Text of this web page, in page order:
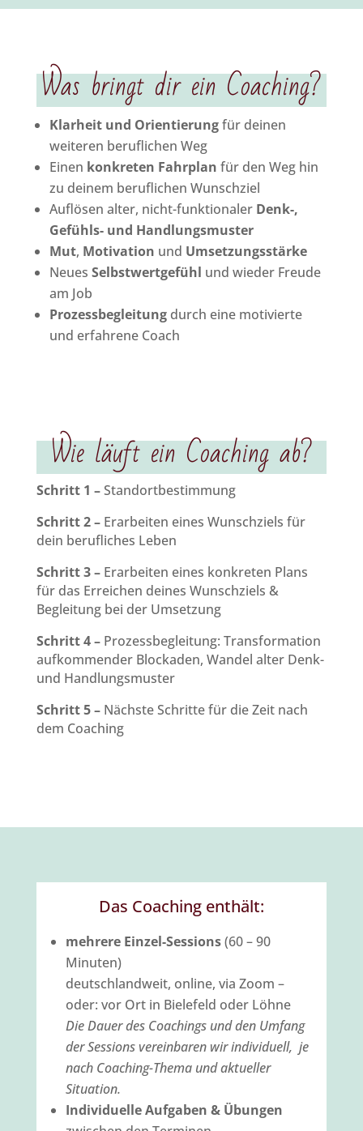
Was bringt dir ein Coaching?
Klarheit und Orientierungfür deinen
weiteren beruflichen Weg
Einen konkreten Fahrplan für den Weg hin
zu deinem beruflichen Wunschziel
Auflösen alter, nicht-funktionaler Denk-,
Gefühls- und Handlungsmuster
Mut, Motivation und Umsetzungsstärke
Neues Selbstwertgefühl und wieder Freude
am Job
Prozessbegleitungdurch eine motivierte
und erfahrene Coach
Wie läuft ein Coaching ab?
Schritt 1 –Standortbestimmung
Schritt 2 – Erarbeiten eines Wunschziels für
dein berufliches Leben
Schritt 3 – Erarbeiten eines konkreten Plans
für das Erreichen deines Wunschziels &
Begleitung bei der Umsetzung
Schritt 4 – Prozessbegleitung: Transformation
aufkommender Blockaden, Wandel alter Denk-
und Handlungsmuster
Schritt 5 – Nächste Schritte für die Zeit nach
dem Coaching
Das Coaching enthält:
mehrere Einzel-Sessions(60 – 90
Minuten)
deutschlandweit, online, via Zoom –
oder: vor Ort in Bielefeld oder Löhne
Die Dauer des Coachings und den Umfang
der Sessions vereinbaren wir individuell, je
nach Coaching-Thema und aktueller
Situation.
Individuelle Aufgaben & Übungen